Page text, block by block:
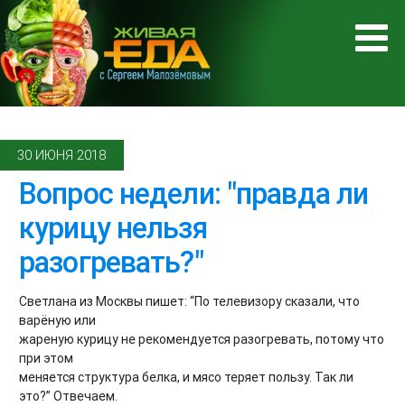
30 ИЮНЯ 2018
Вопрос недели: "правда ли
курицу нельзя
разогревать?"
Светлана из Москвы пишет: “По телевизору сказали, что
варёную или
жареную курицу не рекомендуется разогревать, потому что
при этом
меняется структура белка, и мясо теряет пользу. Так ли
это?” Отвечаем.